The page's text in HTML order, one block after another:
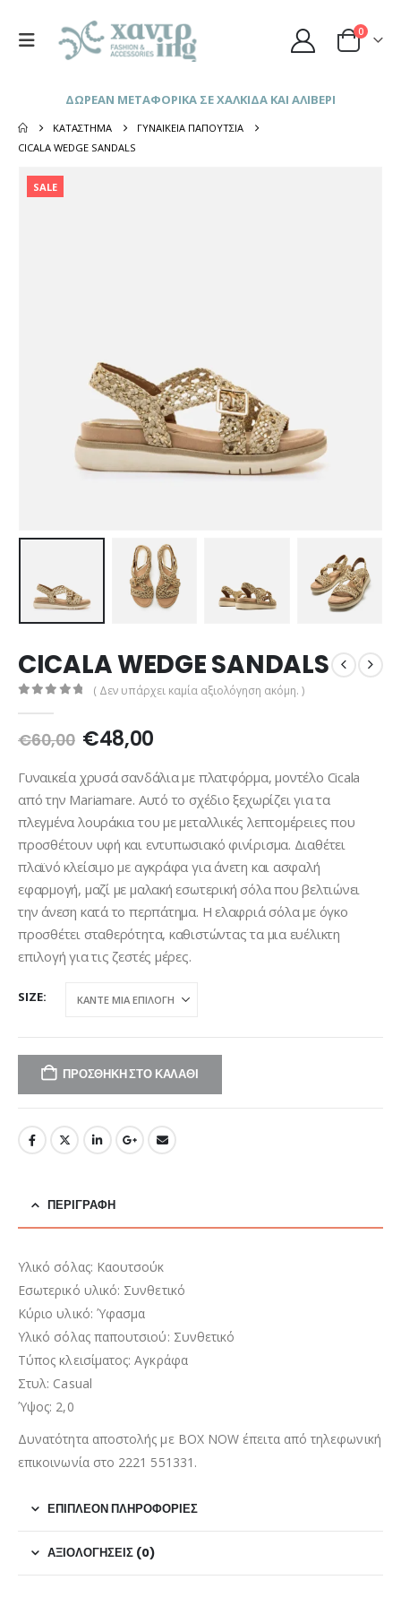
0
ΔΩΡΕΑΝ ΜΕΤΑΦΟΡΙΚΑ ΣΕ ΧΑΛΚΙΔΑ ΚΑΙ ΑΛΙΒΕΡΙ
ΚΑΤΆΣΤΗΜΑ
ΓΥΝΑΙΚΕΊΑ ΠΑΠΟΎΤΣΙΑ
CICALA WEDGE SANDALS
SALE
CICALA WEDGE SANDALS
( Δεν υπάρχει καμία αξιολόγηση ακόμη. )
€60,00 Original
was:
€60,00.
€48,00Η
τιμή
είναι:
€48,00.
Γυναικεία χρυσά σανδάλια με πλατφόρμα, μοντέλο Cicala
από την Mariamare. Αυτό το σχέδιο ξεχωρίζει για τα
πλεγμένα λουράκια του με μεταλλικές λεπτομέρειες που
προσθέτουν υφή και εντυπωσιακό φινίρισμα. Διαθέτει
πλαϊνό κλείσιμο με αγκράφα για άνετη και ασφαλή
εφαρμογή, μαζί με μαλακή εσωτερική σόλα που βελτιώνει
την άνεση κατά το περπάτημα. Η ελαφριά σόλα με όγκο
προσθέτει σταθερότητα, καθιστώντας τα μια ευέλικτη
επιλογή για τις ζεστές μέρες.
SIZE
ΠΡΟΣΘΉΚΗ ΣΤΟ ΚΑΛΆΘΙ
ΠΕΡΙΓΡΑΦΉ
Υλικό σόλας: Καουτσούκ
Εσωτερικό υλικό: Συνθετικό
Κύριο υλικό: Ύφασμα
Υλικό σόλας παπουτσιού: Συνθετικό
Τύπος κλεισίματος: Αγκράφα
Στυλ: Casual
Ύψος: 2,0
Δυνατότητα αποστολής με BOX NOW έπειτα από τηλεφωνική
επικοινωνία στο 2221 551331.
ΕΠΙΠΛΈΟΝ ΠΛΗΡΟΦΟΡΊΕΣ
ΑΞΙΟΛΟΓΉΣΕΙΣ (0)